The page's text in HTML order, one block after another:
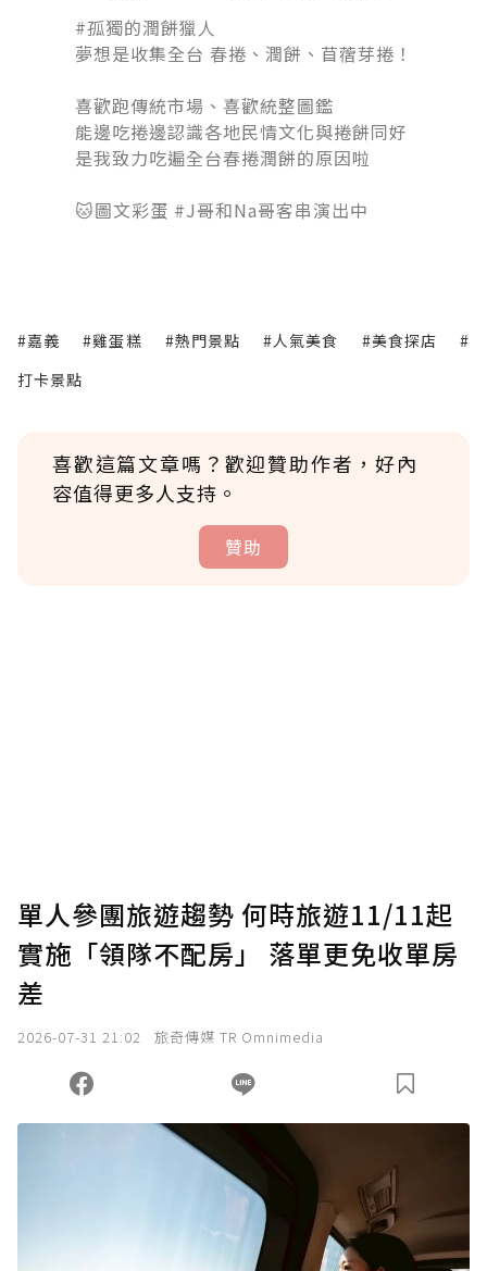
#孤獨的潤餅獵人󠀠
夢想是收集全台 春捲、潤餅、苜蓿芽捲！
喜歡跑傳統市場、喜歡統整圖鑑
能邊吃捲邊認識各地民情文化與捲餅同好
是我致力吃遍全台春捲潤餅的原因啦
🐱圖文彩蛋 #J哥和Na哥客串演出中
#嘉義 #雞蛋糕 #熱門景點 #人氣美食 #美食探店
#
打卡景點
喜歡這篇文章嗎？歡迎贊助作者，好內
容值得更多人支持。
贊助
確認送出
您當前剩餘 U 利點數：0點；前往 購買點數
單人參團旅遊趨勢 何時旅遊11/11起
實施「領隊不配房」 落單更免收單房
差
2026-07-31 21:02 旅奇傳媒 TR Omnimedia